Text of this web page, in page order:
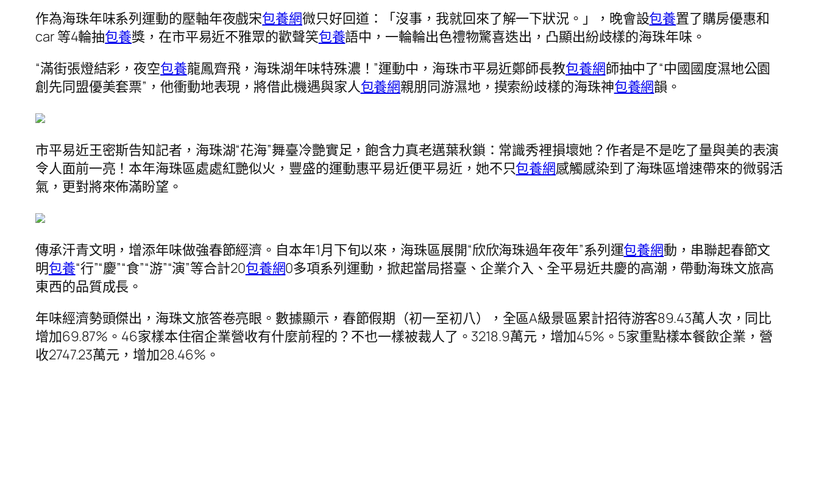
作為海珠年味系列運動的壓軸年夜戲宋包養網微只好回道：「沒事，我就回來了解一下狀況。」，晚會設包養置了購房優惠和
car 等4輪抽包養獎，在市平易近不雅眾的歡聲笑包養語中，一輪輪出色禮物驚喜迭出，凸顯出紛歧樣的海珠年味。
“滿街張燈結彩，夜空包養龍鳳齊飛，海珠湖年味特殊濃！”運動中，海珠市平易近鄭師長教包養網師抽中了“中國國度濕地公園
創先同盟優美套票”，他衝動地表現，將借此機遇與家人包養網親朋同游濕地，摸索紛歧樣的海珠神包養網韻。
市平易近王密斯告知記者，海珠湖“花海”舞臺冷艷實足，飽含力真老邁葉秋鎖：常識秀裡損壞她？作者是不是吃了量與美的表演
令人面前一亮！本年海珠區處處紅艷似火，豐盛的運動惠平易近便平易近，她不只包養網感觸感染到了海珠區增速帶來的微弱活
氣，更對將來佈滿盼望。
傳承汗青文明，增添年味做強春節經濟。自本年1月下旬以來，海珠區展開“欣欣海珠過年夜年”系列運包養網動，串聯起春節文
明包養“行”“慶”“食”“游”“演”等合計20包養網0多項系列運動，掀起當局搭臺、企業介入、全平易近共慶的高潮，帶動海珠文旅高
東西的品質成長。
年味經濟勢頭傑出，海珠文旅答卷亮眼。數據顯示，春節假期（初一至初八），全區A級景區累計招待游客89.43萬人次，同比
增加69.87%。46家樣本住宿企業營收有什麼前程的？不也一樣被裁人了。3218.9萬元，增加45%。5家重點樣本餐飲企業，營
收2747.23萬元，增加28.46%。